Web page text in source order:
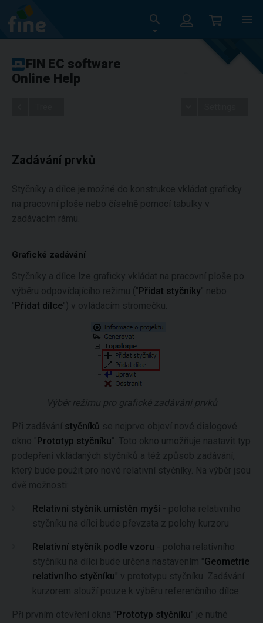
FIN EC software
Online Help
Zadávání prvků
Styčníky a dílce je možné do konstrukce vkládat graficky
na pracovní ploše nebo číselně pomocí tabulky v
zadávacím rámu.
Grafické zadávání
Styčníky a dílce lze graficky vkládat na pracovní ploše po
výběru odpovídajícího režimu ("Přidat styčníky" nebo
"Přidat dílce") v ovládacím stromečku.
Výběr režimu pro grafické zadávání prvků
Při zadávání styčníků se nejprve objeví nové dialogové
okno "Prototyp styčníku". Toto okno umožňuje nastavit typ
podepření vkládaných styčníků a též způsob zadávání,
který bude použit pro nové relativní styčníky. Na výběr jsou
dvě možnosti:
Relativní styčník umístěn myší - poloha relativního
styčníku na dílci bude převzata z polohy kurzoru
Relativní styčník podle vzoru - poloha relativního
styčníku na dílci bude určena nastavením "Geometrie
relativního styčníku" v prototypu styčníku. Zadávání
kurzorem slouží pouze k výběru referenčního dílce.
Při prvním otevření okna "Prototyp styčníku" je nutné